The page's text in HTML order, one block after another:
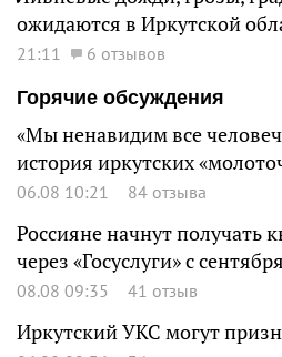
ожидаются в Иркутской
21:11
6 отзывов
Горячие обсуждения
«Мы ненавидим все
история иркутских
06.08 10:21 84 отзыва
Россияне начнут получать
через «Госуслуги» с
08.08 09:35 41 отзыв
Иркутский УКС могут